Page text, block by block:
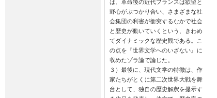
は、革命後の近代フランスは欲望と
野心がぶつかり合い、さまざまな社
会集団の利害が衝突するなかで社会
と歴史が動いていくという、きわめ
てダイナミックな歴史観である。こ
の点を『世界文学へのいざない』に
収めたゾラ論で論じた。
３）最後に、現代文学の特徴は、作
家たちがとくに第二次世界大戦を舞
台として、独自の歴史解釈を提示す